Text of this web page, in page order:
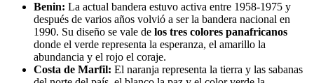
Benin: La actual bandera estuvo activa entre 1958-1975 y
después de varios años volvió a ser la bandera nacional en
1990. Su diseño se vale de los tres colores panafricanos
donde el verde representa la esperanza, el amarillo la
abundancia y el rojo el coraje.
Costa de Marfil: El naranja representa la tierra y las sabanas